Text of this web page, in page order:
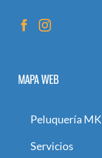
MAPA WEB
Peluquería MK
Servicios